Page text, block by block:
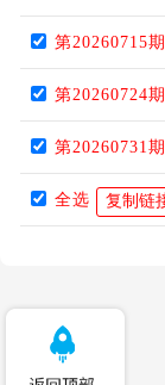
第20260715
第20260724
第20260731
全选